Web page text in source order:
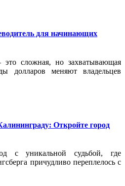
для начинающих
сложная, но захватывающая
долларов меняют владельцев
Откройте город
с уникальной судьбой, где
причудливо переплелось с